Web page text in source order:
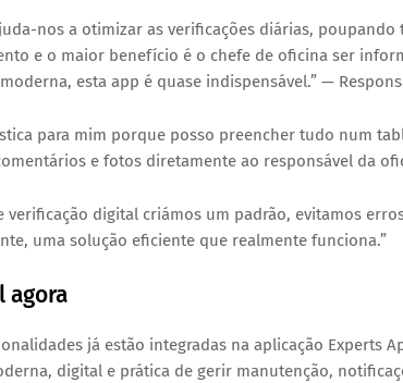
nos a otimizar as verificações diárias,
e o maior benefício é o chefe de oficina ser
esta app é quase indispensável.” —
para mim porque posso preencher tudo num
e fotos diretamente ao responsável da
verificação digital criámos um padrão, evitamos
uma solução eficiente que realmente funciona.”
agora
já estão integradas na aplicação Experts
digital e prática de gerir manutenção,